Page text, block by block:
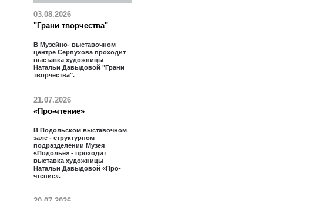
03.08.2026
"Грани творчества"
В Музейно- выставочном
центре Серпухова проходит
выставка художницы
Натальи Давыдовой "Грани
творчества".
21.07.2026
«Про-чтение»
В Подольском выставочном
зале - структурном
подразделении Музея
«Подолье» - проходит
выставка художницы
Натальи Давыдовой «Про-
чтение».